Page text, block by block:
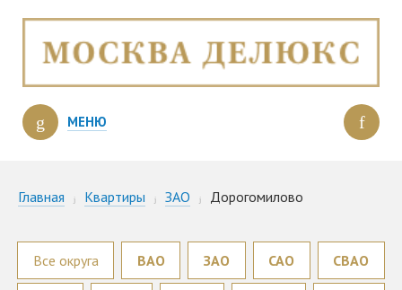
МЕНЮ
Главная Квартиры ЗАО Дорогомилово
Все округа ВАО ЗАО САО СВАО